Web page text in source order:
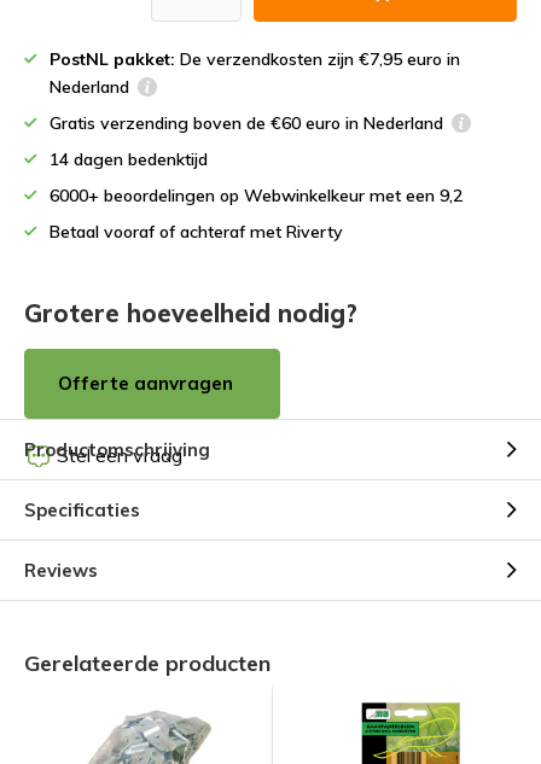
PostNL pakket: De verzendkosten zijn €7,95 euro in
Nederland
Gratis verzending boven de €60 euro in Nederland
14 dagen bedenktijd
6000+ beoordelingen op Webwinkelkeur met een 9,2
Betaal vooraf of achteraf met Riverty
Grotere hoeveelheid nodig?
Offerte aanvragen
Stel een vraag
Productomschrijving
Specificaties
Reviews
Gerelateerde producten